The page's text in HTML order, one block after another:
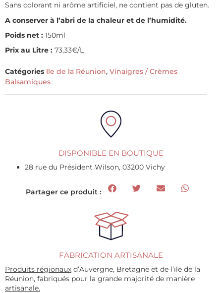
Sans colorant ni arôme artificiel, ne contient pas de gluten.
A conserver à l’abri de la chaleur et de l’humidité.
Poids net : 150ml
Prix au Litre : 73,33€/L
Catégories Ile de la Réunion, Vinaigres / Crèmes
Balsamiques
DISPONIBLE EN BOUTIQUE
28 rue du Président Wilson, 03200 Vichy
Partager ce produit :
FABRICATION ARTISANALE
Produits régionaux d’Auvergne, Bretagne et de l’ïle de la
Réunion, fabriqués pour la grande majorité de manière
artisanale.